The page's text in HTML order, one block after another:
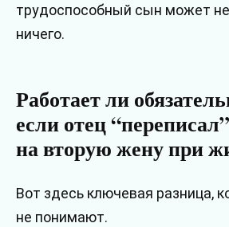
трудоспособный сын может
ничего.
Работает ли
если отец
на вторую жену при
Вот здесь ключевая разница,
не понимают.